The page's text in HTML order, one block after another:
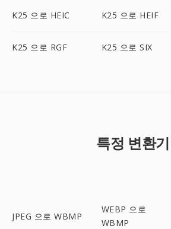
K25 으로 HEIC K25 으로 HEIF
K25 으로 RGF K25 으로 SIX
특정 변환기
JPEG 으로 WBMP
WEBP 으로
WBMP